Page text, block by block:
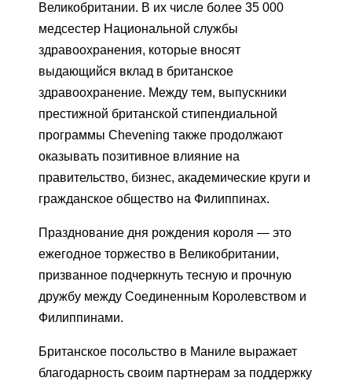
Великобритании. В их числе более 35 000
медсестер Национальной службы
здравоохранения, которые вносят
выдающийся вклад в британское
здравоохранение. Между тем, выпускники
престижной британской стипендиальной
программы Chevening также продолжают
оказывать позитивное влияние на
правительство, бизнес, академические круги и
гражданское общество на Филиппинах.
Празднование дня рождения короля — это
ежегодное торжество в Великобритании,
призванное подчеркнуть тесную и прочную
дружбу между Соединенным Королевством и
Филиппинами.
Британское посольство в Маниле выражает
благодарность своим партнерам за поддержку